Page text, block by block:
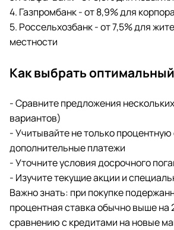
4. Газпромбанк - от 8,9% для
5. Россельхозбанк - от 7,5% для
местности
Как выбрать
- Сравните предложения
вариантов)
- Учитывайте не только процентную
дополнительные платежи
- Уточните условия досрочного
- Изучите текущие акции и
Важно знать: при покупке
процентная ставка обычно выше на
сравнению с кредитами на новые